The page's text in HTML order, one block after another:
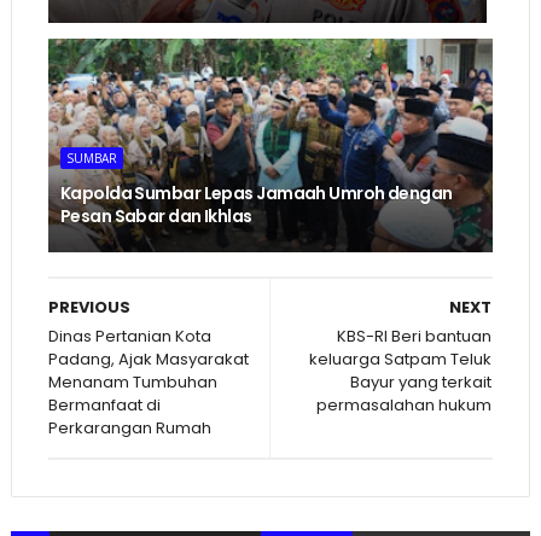
SUMBAR
Kapolda Sumbar Lepas Jamaah Umroh dengan
Pesan Sabar dan Ikhlas
NEXT
KBS-RI Beri bantuan
keluarga Satpam Teluk
Bayur yang terkait
permasalahan hukum
PREVIOUS
Dinas Pertanian Kota
Padang, Ajak Masyarakat
Menanam Tumbuhan
Bermanfaat di
Perkarangan Rumah